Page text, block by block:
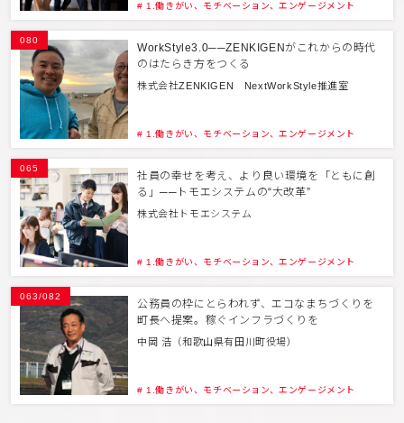
# 1.働きがい、モチベーション、エンゲージメント
080
WorkStyle3.0──ZENKIGENがこれからの時代
のはたらき方をつくる
株式会社ZENKIGEN NextWorkStyle推進室
# 1.働きがい、モチベーション、エンゲージメント
065
社員の幸せを考え、より良い環境を「ともに創
る」──トモエシステムの“大改革”
株式会社トモエシステム
# 1.働きがい、モチベーション、エンゲージメント
063/082
公務員の枠にとらわれず、エコなまちづくりを
町長へ提案。稼ぐインフラづくりを
中岡 浩（和歌山県有田川町役場）
# 1.働きがい、モチベーション、エンゲージメント